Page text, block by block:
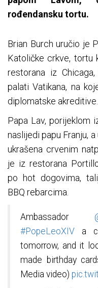
rođendansku tortu.
Brian Burch uručio je
Katoličke crkve, tortu
restorana iz
palati Vatikana, na
diplomatske akreditive.
Papa Lav, porijeklom
naslijedi papu Franju,
ukrašena crvenim
je iz restorana
po hot dogovima,
BBQ rebarcima.
Ambassador
#PopeLeoXIV a
tomorrow, and it
made birthday
Media video)